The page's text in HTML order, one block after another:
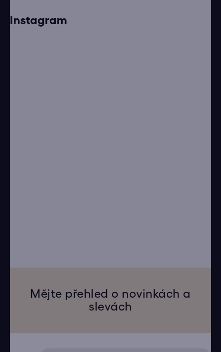
Instagram
Mějte přehled o novinkách a
slevách